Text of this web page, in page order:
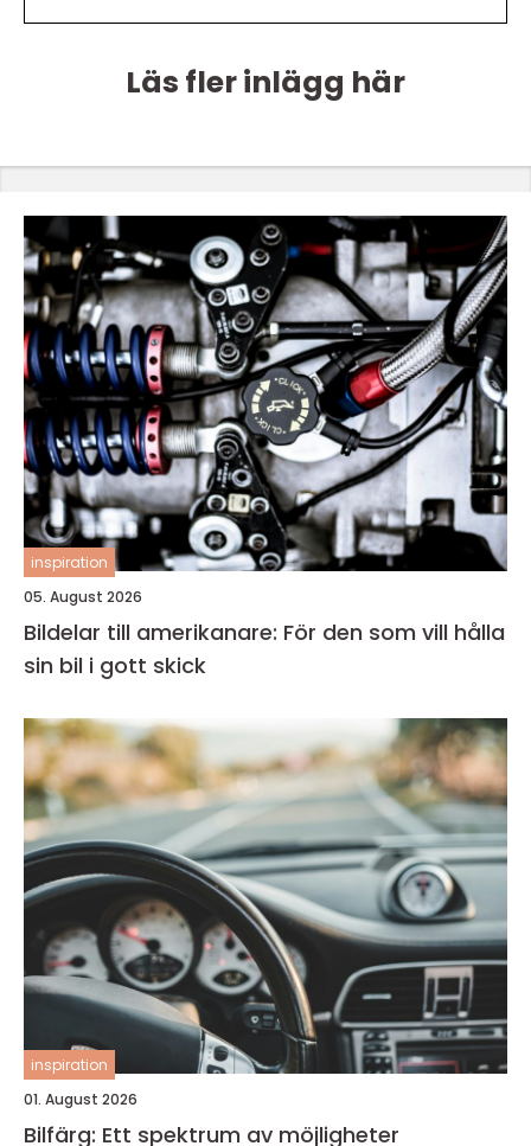
Läs fler inlägg här
inspiration
05. August 2026
Bildelar till amerikanare: För den som vill hålla
sin bil i gott skick
inspiration
01. August 2026
Bilfärg: Ett spektrum av möjligheter